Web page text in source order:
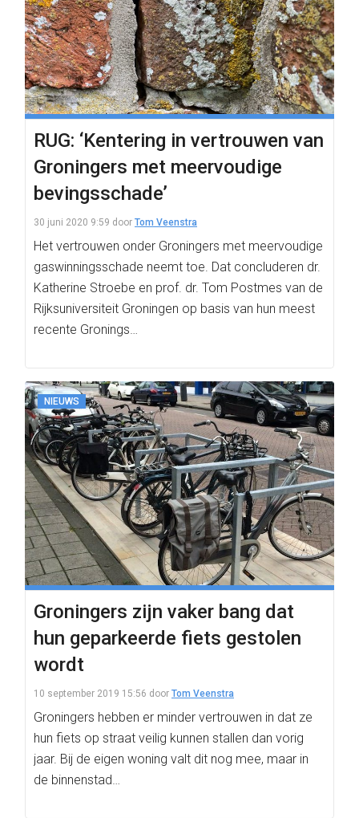
RUG: ‘Kentering in vertrouwen van
Groningers met meervoudige
bevingsschade’
30 juni 2020 9:59 door Tom Veenstra
Het vertrouwen onder Groningers met meervoudige
gaswinningsschade neemt toe. Dat concluderen dr.
Katherine Stroebe en prof. dr. Tom Postmes van de
Rijksuniversiteit Groningen op basis van hun meest
recente Gronings…
NIEUWS
Groningers zijn vaker bang dat
hun geparkeerde fiets gestolen
wordt
10 september 2019 15:56 door Tom Veenstra
Groningers hebben er minder vertrouwen in dat ze
hun fiets op straat veilig kunnen stallen dan vorig
jaar. Bij de eigen woning valt dit nog mee, maar in
de binnenstad…